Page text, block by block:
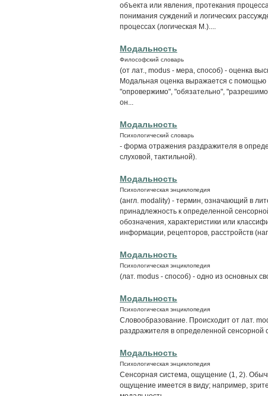
объекта или явления, протекания
понимания суждений и логических
процессах (логическая М.)....
Модальность
Философский словарь
(от лат., modus - мера, способ) - оценка
Модальная оценка выражается с помощью
"опровержимо", "обязательно",
он...
Модальность
Психологический словарь
- форма отражения раздражителя в
слуховой, тактильной).
Модальность
Психологическая энциклопедия
(англ. modality) - термин, означающий в
принадлежность к определенной
обозначения, характеристики или
информации, рецепторов, расстройств
Модальность
Психологическая энциклопедия
(лат. modus - способ) - одно из основных
Модальность
Психологическая энциклопедия
Словообразование. Происходит от лат.
раздражителя в определенной сенсорной
Модальность
Психологическая энциклопедия
Сенсорная система, ощущение (1, 2).
ощущение имеется в виду; например,